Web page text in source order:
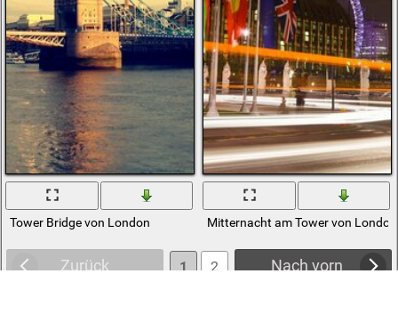
Tower Bridge von London Mitternacht am Tower von London
Zurück Nach vorn
1
2